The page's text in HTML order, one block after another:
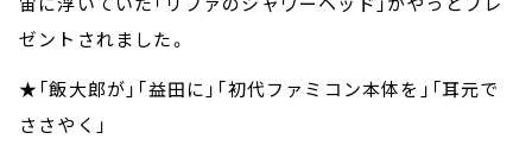
ゼントされました。
★「飯大郎が」「益田に」「初代ファミコン本体を」「耳元で
ささやく」